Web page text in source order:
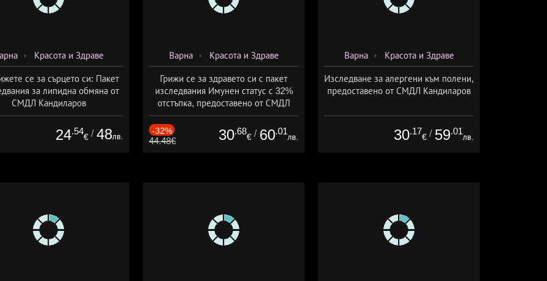
Красота и Здраве
се за сърцето си: Пакет
за липидна обмяна от
СМДЛ Кандиларов
24.54
€ / 48лв.
Варна Красота и Здраве
Грижи се за здравето си с пакет
изследвания Имунен статус с 32%
отстъпка, предоставено от СМДЛ
Кандиларов
-32%
44.48€ 30.68
€ / 60.01
лв.
Варна Красота и Здраве
Изследване за алергени към полени,
предоставено от СМДЛ Кандиларов
30.17
€ / 59.01
лв.